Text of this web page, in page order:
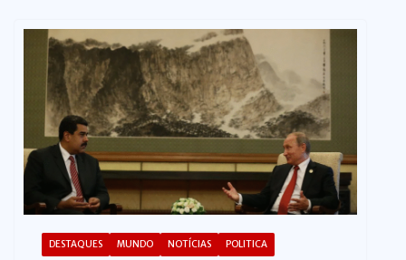
DESTAQUES MUNDO NOTÍCIAS POLITICA